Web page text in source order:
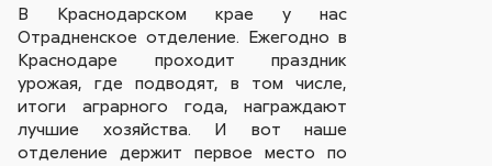
В Краснодарском крае у нас
Отрадненское отделение. Ежегодно в
Краснодаре проходит праздник
урожая, где подводят, в том числе,
итоги аграрного года, награждают
лучшие хозяйства. И вот наше
отделение держит первое место по